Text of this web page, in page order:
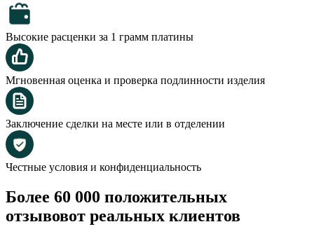
Высокие расценки за 1 грамм платины
Мгновенная оценка и проверка подлинности изделия
Заключение сделки на месте или в отделении
Честные условия и конфиденциальность
Более 60 000 положительных
отзывовот реальных клиентов